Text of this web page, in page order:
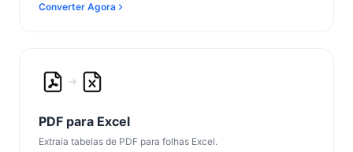
Converter Agora
PDF para Excel
Extraia tabelas de PDF para folhas Excel.